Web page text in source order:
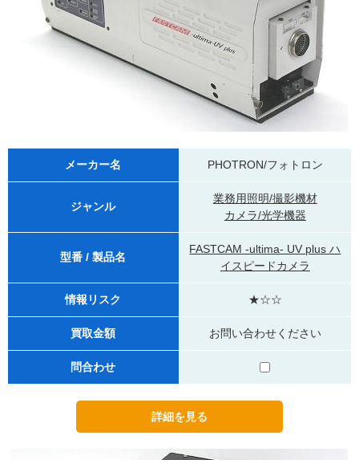
メーカー名 PHOTRON/フォトロン
ジャンル
業務用照明/撮影機材
カメラ/光学機器
型番 / 製品名
FASTCAM -ultima- UV plus ハ
イスピードカメラ
情報リスク ★☆☆
買取金額 お問い合わせください
問合わせ